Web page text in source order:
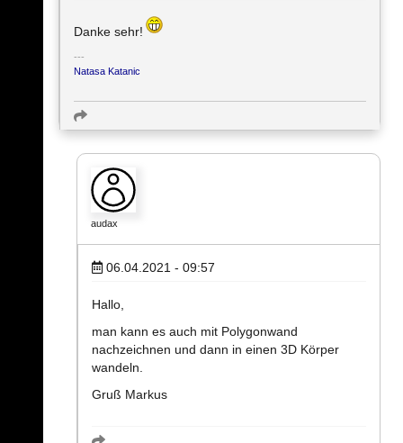
Danke sehr!
Natasa Katanic
audax
06.04.2021 - 09:57
Hallo,
man kann es auch mit Polygonwand
nachzeichnen und dann in einen 3D Körper
wandeln.
Gruß Markus